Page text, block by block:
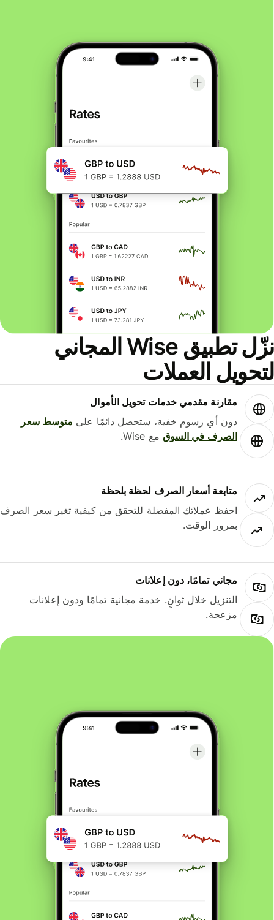
نزّل تطبيق Wise المجاني
لتحويل العملات
مقارنة مقدمي خدمات تحويل الأموال
دون أي رسوم خفية، ستحصل دائمًا على متوسط ​​سعر
الصرف في السوق مع Wise.
متابعة أسعار الصرف لحظة بلحظة
احفظ عملاتك المفضلة للتحقق من كيفية تغير سعر الصرف
بمرور الوقت.
مجاني تمامًا، دون إعلانات
التنزيل خلال ثوانٍ. خدمة مجانية تمامًا ودون إعلانات
مزعجة.